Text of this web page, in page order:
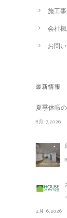
施工事
会社
お問
最新情報
夏季休暇
8月 7,2026
4月 6,2026